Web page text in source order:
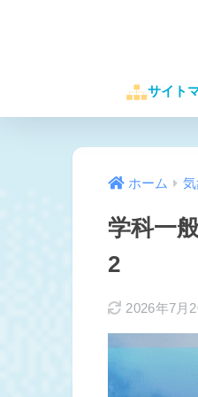
サイト
ホーム
学科一
2
2026年7月